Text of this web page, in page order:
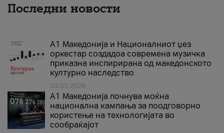
Последни новости
А1 Македонија и Националниот џез
оркестар создадоа современа музичка
приказна инспирирана од македонското
културно наследство
03.07.2026
A1 Македонија почнува моќна
национална кампања за поодговорно
користење на технологијата во
сообраќајот